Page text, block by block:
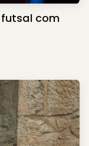
com